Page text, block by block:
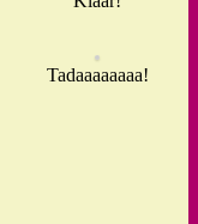
Tadaaaaaaaa!